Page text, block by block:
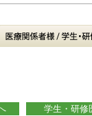
学生・研修